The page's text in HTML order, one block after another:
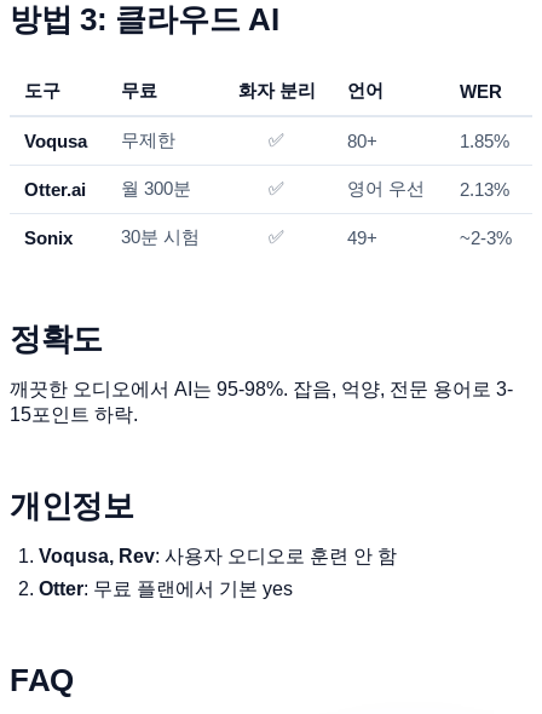
방법 3: 클라우드 AI
도구 무료 화자 분리 언어 WER
Voqusa 무제한 ✅ 80+ 1.85%
Otter.ai 월 300분 ✅ 영어 우선 2.13%
Sonix 30분 시험 ✅ 49+ ~2-3%
정확도
깨끗한 오디오에서 AI는 95-98%. 잡음, 억양, 전문 용어로 3-
15포인트 하락.
개인정보
Voqusa, Rev: 사용자 오디오로 훈련 안 함
Otter: 무료 플랜에서 기본 yes
FAQ